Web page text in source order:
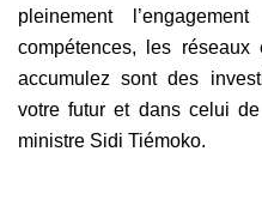
pleinement
compétences, les
accumulez sont des
votre futur et dans celui
ministre Sidi Tiémoko.